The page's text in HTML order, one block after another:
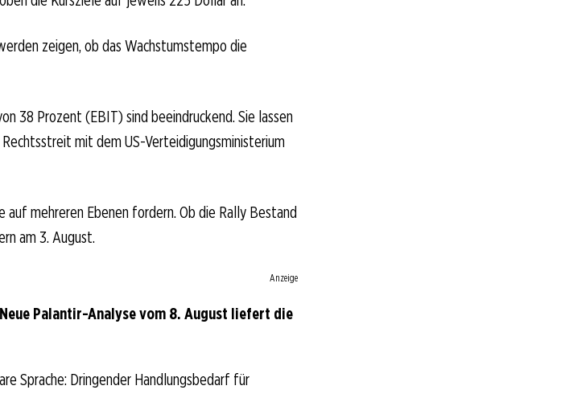
zeigen, ob das Wachstumstempo die
38 Prozent (EBIT) sind beeindruckend. Sie lassen
mit dem US-Verteidigungsministerium
mehreren Ebenen fordern. Ob die Rally Bestand
am 3. August.
Anzeige
Palantir-Analyse vom 8. August liefert die
Sprache: Dringender Handlungsbedarf für